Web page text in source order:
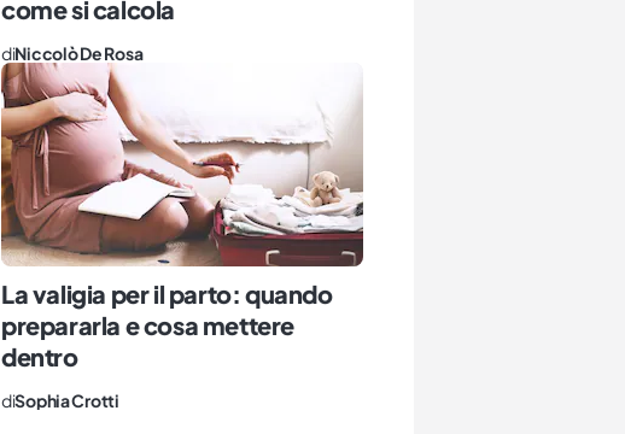
come si calcola
diNiccolò De Rosa
La valigia per il parto: quando
prepararla e cosa mettere
dentro
diSophia Crotti